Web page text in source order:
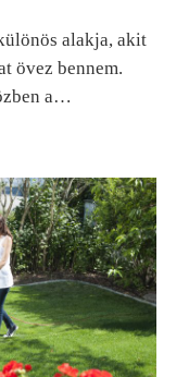
alakja, akit
övez bennem.
a…